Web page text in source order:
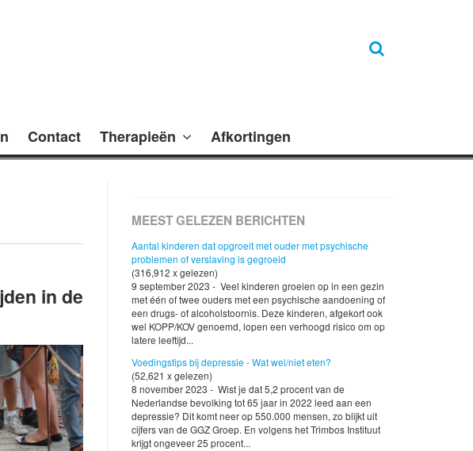
Contact Therapieën Afkortingen
in de
MEEST GELEZEN BERICHTEN
Aantal kinderen dat opgroeit met ouder met psychische
problemen of verslaving is gegroeid
(316,912 x gelezen)
9 september 2023 - Veel kinderen groeien op in een gezin
met één of twee ouders met een psychische aandoening of
een drugs- of alcoholstoornis. Deze kinderen, afgekort ook
wel KOPP/KOV genoemd, lopen een verhoogd risico om op
latere leeftijd...
Voedingstips bij depressie - Wat wel/niet eten?
(52,621 x gelezen)
8 november 2023 - Wist je dat 5,2 procent van de
Nederlandse bevolking tot 65 jaar in 2022 leed aan een
depressie? Dit komt neer op 550.000 mensen, zo blijkt uit
cijfers van de GGZ Groep. En volgens het Trimbos Instituut
krijgt ongeveer 25 procent...